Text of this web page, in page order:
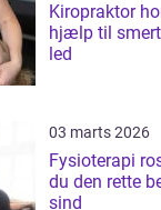
Kiropraktor hornbæk
hjælp til
led
03 marts 2026
Fysioterapi
du den rette
sind